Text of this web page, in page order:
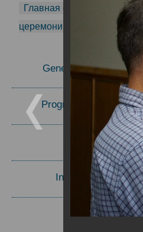
Главная страница
церемонии вручения
General Information
Program Committee
Topics
Invited Speakers
Materials